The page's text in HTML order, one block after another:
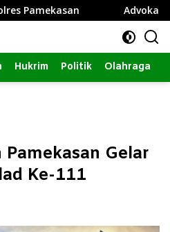
Advokat Muda
Hukrim Politik Olahraga
Gelar
Ke-111